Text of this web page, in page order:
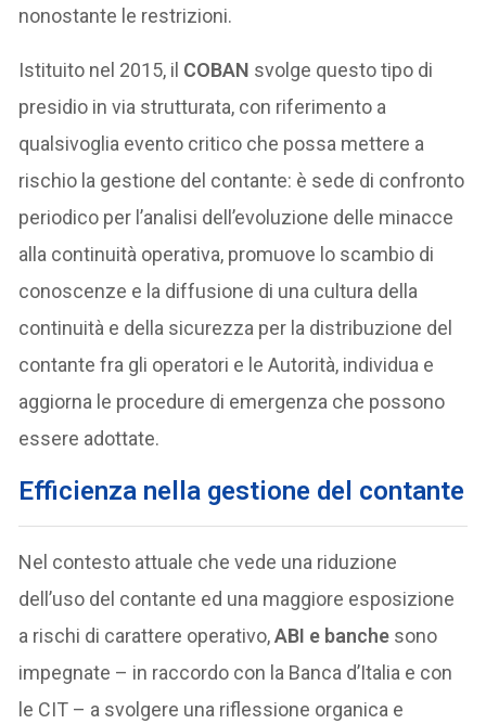
nonostante le restrizioni.
Istituito nel 2015, il COBAN svolge questo tipo di
presidio in via strutturata, con riferimento a
qualsivoglia evento critico che possa mettere a
rischio la gestione del contante: è sede di confronto
periodico per l’analisi dell’evoluzione delle minacce
alla continuità operativa, promuove lo scambio di
conoscenze e la diffusione di una cultura della
continuità e della sicurezza per la distribuzione del
contante fra gli operatori e le Autorità, individua e
aggiorna le procedure di emergenza che possono
essere adottate.
Efficienza nella gestione del contante
Nel contesto attuale che vede una riduzione
dell’uso del contante ed una maggiore esposizione
a rischi di carattere operativo,ABI e banche sono
impegnate – in raccordo con la Banca d’Italia e con
le CIT – a svolgere una riflessione organica e